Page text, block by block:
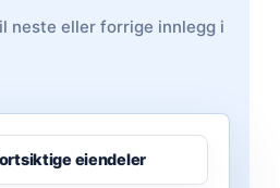
neste eller forrige innlegg i
eiendeler